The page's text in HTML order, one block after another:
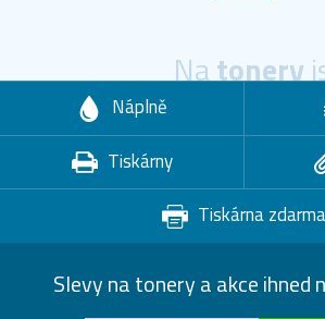
Natonery
Náplně
Tiskárny
Tiskárna zdarma
Slevy na tonery a akce ihned